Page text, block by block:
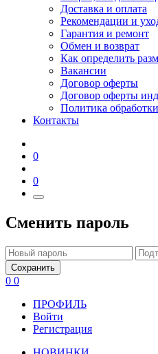
Доставка и оплата
Рекомендации и
Гарантия и ремонт
Обмен и возврат
Как определить
Вакансии
Договор оферты
Договор оферты
Политика
Контакты
0
0
Сменить пароль
Сохранить
0 0
ПРОФИЛЬ
Войти
Регистрация